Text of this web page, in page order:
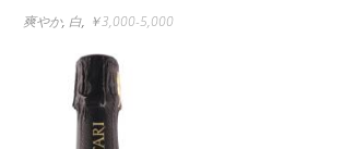
爽やか, 白, ￥3,000-5,000